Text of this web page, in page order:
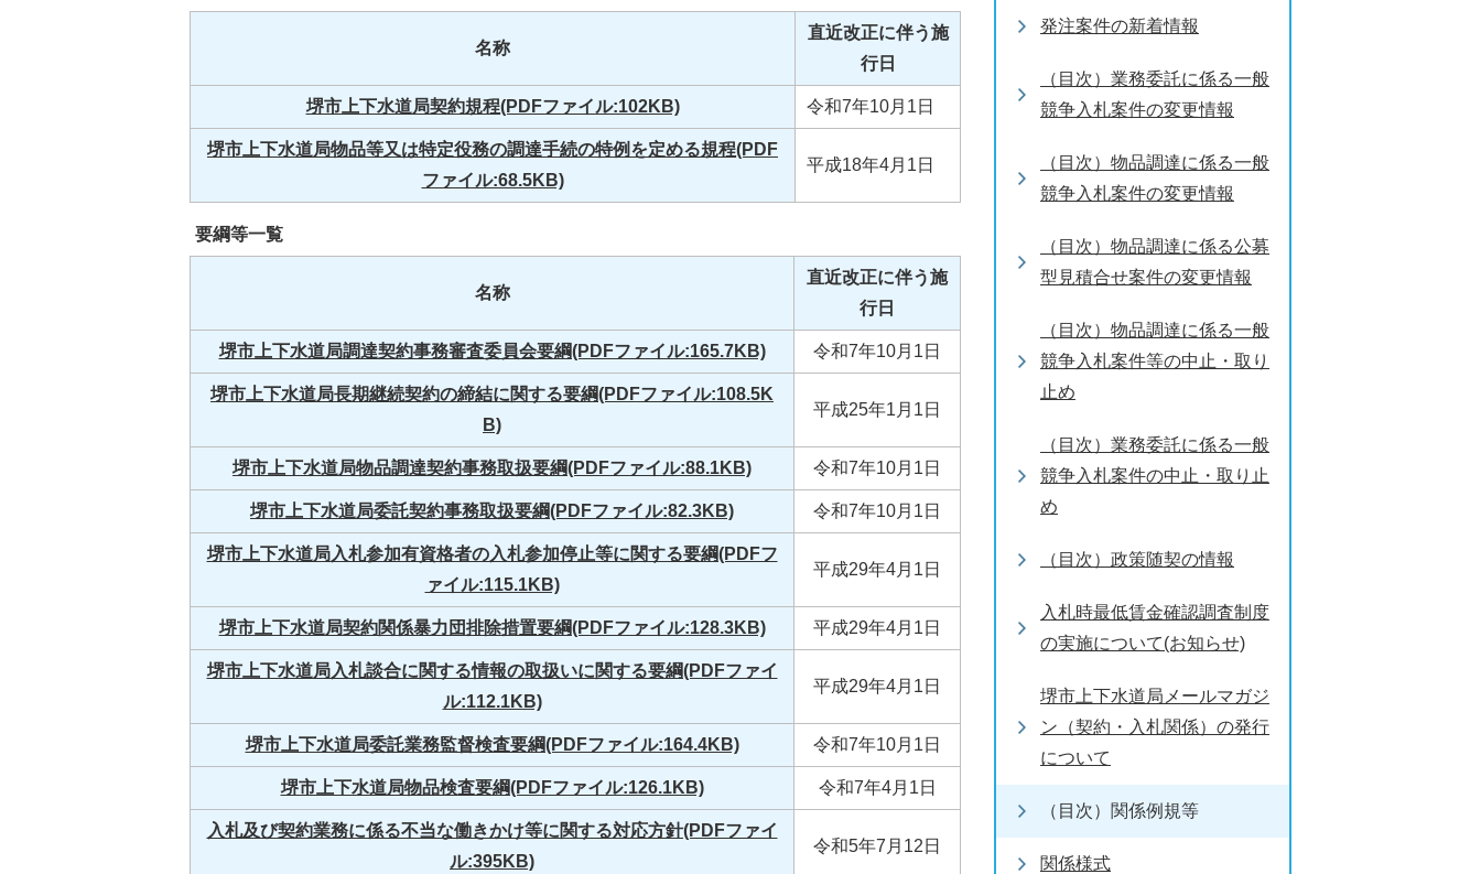
名称
直近改正に伴う施
行日
堺市上下水道局契約規程(PDFファイル:102KB) 令和7年10月1日
堺市上下水道局物品等又は特定役務の調達手続の特例を定める規程(PDF
ファイル:68.5KB)
平成18年4月1日
要綱等一覧
名称
直近改正に伴う施
行日
堺市上下水道局調達契約事務審査委員会要綱(PDFファイル:165.7KB) 令和7年10月1日
堺市上下水道局長期継続契約の締結に関する要綱(PDFファイル:108.5K
B)
平成25年1月1日
堺市上下水道局物品調達契約事務取扱要綱(PDFファイル:88.1KB) 令和7年10月1日
堺市上下水道局委託契約事務取扱要綱(PDFファイル:82.3KB) 令和7年10月1日
堺市上下水道局入札参加有資格者の入札参加停止等に関する要綱(PDFフ
ァイル:115.1KB)
平成29年4月1日
堺市上下水道局契約関係暴力団排除措置要綱(PDFファイル:128.3KB) 平成29年4月1日
堺市上下水道局入札談合に関する情報の取扱いに関する要綱(PDFファイ
ル:112.1KB)
平成29年4月1日
堺市上下水道局委託業務監督検査要綱(PDFファイル:164.4KB) 令和7年10月1日
堺市上下水道局物品検査要綱(PDFファイル:126.1KB) 令和7年4月1日
入札及び契約業務に係る不当な働きかけ等に関する対応方針(PDFファイ
ル:395KB)
令和5年7月12日
発注案件の新着情報
（目次）業務委託に係る一般
競争入札案件の変更情報
（目次）物品調達に係る一般
競争入札案件の変更情報
（目次）物品調達に係る公募
型見積合せ案件の変更情報
（目次）物品調達に係る一般
競争入札案件等の中止・取り
止め
（目次）業務委託に係る一般
競争入札案件の中止・取り止
め
（目次）政策随契の情報
入札時最低賃金確認調査制度
の実施について(お知らせ)
堺市上下水道局メールマガジ
ン（契約・入札関係）の発行
について
（目次）関係例規等
関係様式